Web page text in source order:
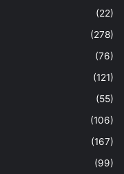
(22)
(278)
(76)
(121)
(55)
(106)
(167)
(99)